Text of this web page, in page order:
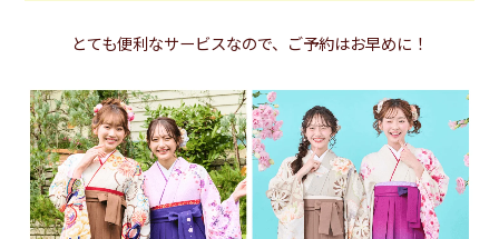
とても便利なサービスなので、ご予約はお早めに！